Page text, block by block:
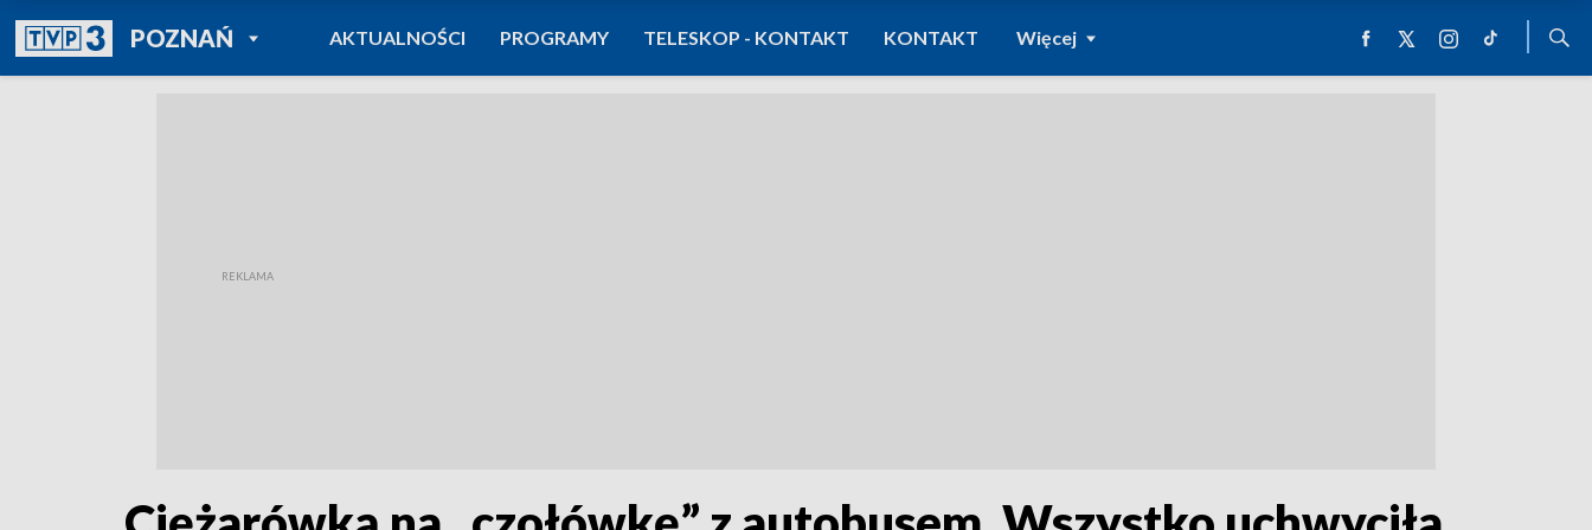
POZNAŃPOWRÓT DO
TVP REGIONY
AKTUALNOŚCI PROGRAMY TELESKOP - KONTAKT KONTAKT Więcej